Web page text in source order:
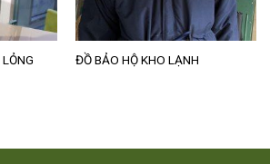
ĐỒ BẢO HỘ KHO LẠNH